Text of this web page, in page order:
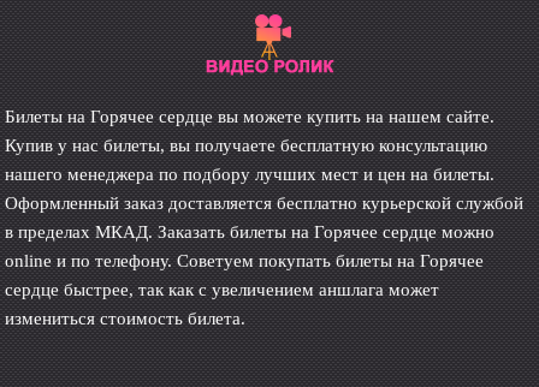
Билеты на Горячее сердце вы можете купить на нашем сайте.
Купив у нас билеты, вы получаете бесплатную консультацию
нашего менеджера по подбору лучших мест и цен на билеты.
Оформленный заказ доставляется бесплатно курьерской службой
в пределах МКАД. Заказать билеты на Горячее сердце можно
online и по телефону. Советуем покупать билеты на Горячее
сердце быстрее, так как с увеличением аншлага может
измениться стоимость билета.